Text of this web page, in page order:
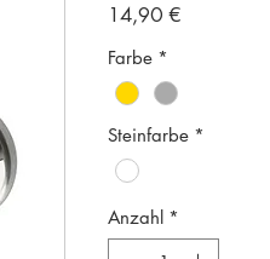
14,90 €
Farbe *
Steinfarbe *
Anzahl *